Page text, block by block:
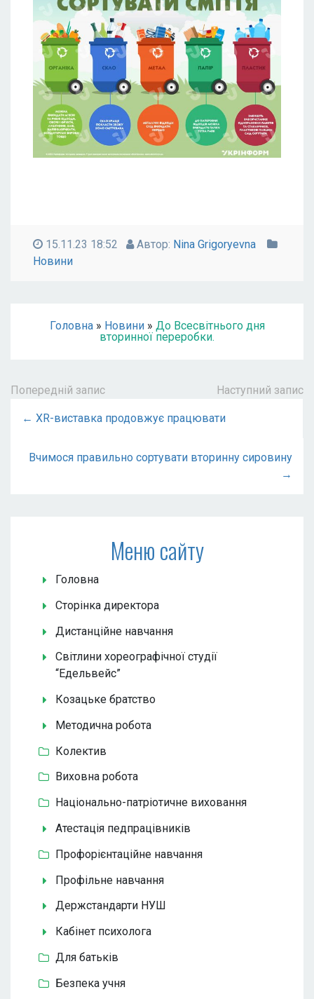
15.11.23 18:52 Автор: Nina Grigoryevna
Новини
Головна» Новини» До Всесвітнього дня
вторинної переробки.
Попередній запис Наступний запис
← XR-виставка продовжує працювати
Вчимося правильно сортувати вторинну сировину
→
Меню сайту
Головна
Сторінка директора
Дистанційне навчання
Світлини хореографічної студії
“Едельвейс”
Козацьке братство
Методична робота
Колектив
Виховна робота
Національно-патріотичне виховання
Атестація педпрацівників
Профорієнтаційне навчання
Профільне навчання
Держстандарти НУШ
Кабінет психолога
Для батьків
Безпека учня